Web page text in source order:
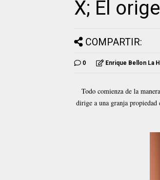
X; El
COMPARTIR:
0 Enrique Bellon La
Todo comienza de la
dirige a una granja propiedad